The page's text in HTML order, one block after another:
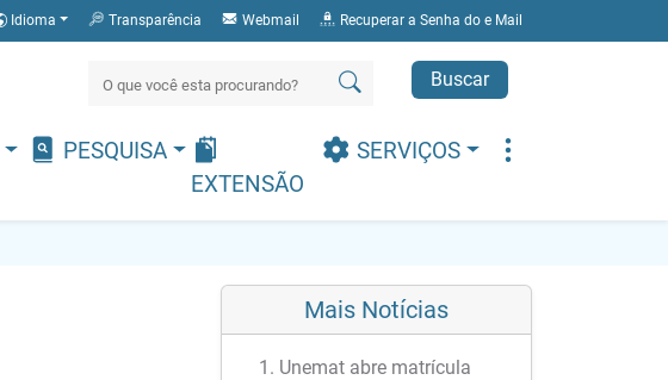
Idioma Transparência Webmail Recuperar a Senha do e Mail
Buscar
PESQUISA
EXTENSÃO
SERVIÇOS
Mais Notícias
Unemat abre matrícula